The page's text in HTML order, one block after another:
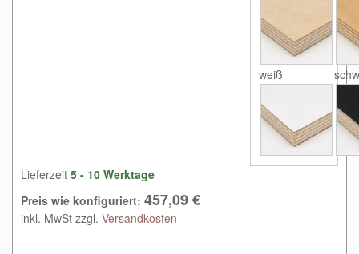
weiß
Lieferzeit 5 - 10 Werktage
Preis wie konfiguriert: 457,09 €
inkl. MwSt zzgl. Versandkosten